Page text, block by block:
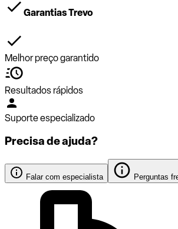
Garantias Trevo
Melhor preço garantido
Resultados rápidos
Suporte especializado
Precisa de ajuda?
Falar com especialista Perguntas